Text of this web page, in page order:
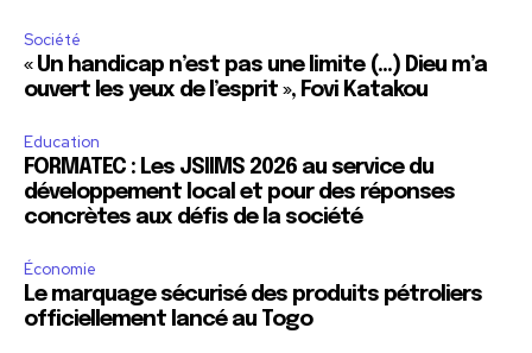
Société
« Un handicap n’est pas une limite (…) Dieu m’a
ouvert les yeux de l’esprit », Fovi Katakou
Education
FORMATEC : Les JSIIMS 2026 au service du
développement local et pour des réponses
concrètes aux défis de la société
Économie
Le marquage sécurisé des produits pétroliers
officiellement lancé au Togo